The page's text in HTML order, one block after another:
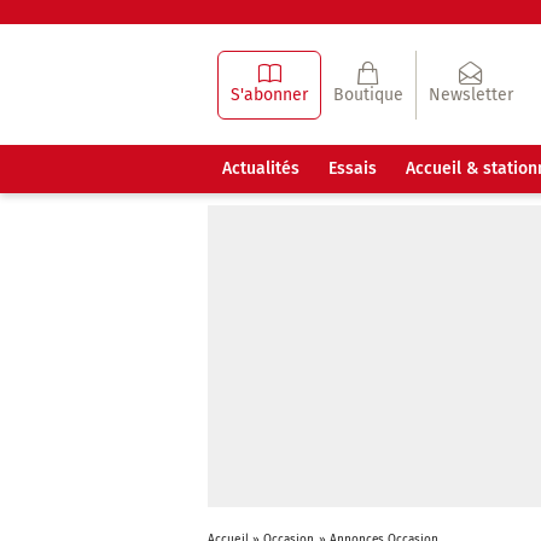
S'abonner Boutique Newsletter
Actualités Essais Accueil &